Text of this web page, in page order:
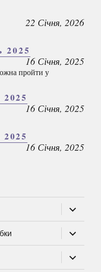
22 Січня, 2026
2025
16 Січня, 2025
пройти у
16 Січня, 2025
16 Січня, 2025
підменю
підменю
підменю